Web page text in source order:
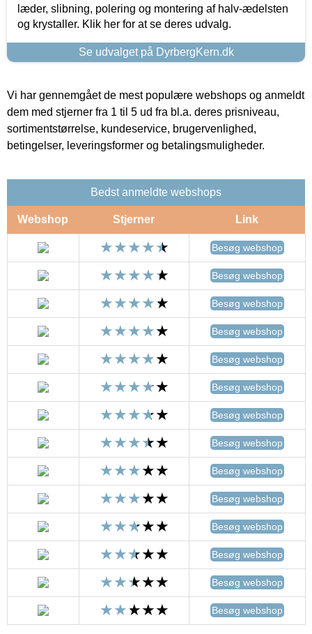
læder, slibning, polering og montering af halv-ædelsten
og krystaller. Klik her for at se deres udvalg.
Se udvalget på DyrbergKern.dk
Vi har gennemgået de mest populære webshops og anmeldt
dem med stjerner fra 1 til 5 ud fra bl.a. deres prisniveau,
sortimentstørrelse, kundeservice, brugervenlighed,
betingelser, leveringsformer og betalingsmuligheder.
Bedst anmeldte webshops
Webshop Stjerner Link
Besøg webshop
Besøg webshop
Besøg webshop
Besøg webshop
Besøg webshop
Besøg webshop
Besøg webshop
Besøg webshop
Besøg webshop
Besøg webshop
Besøg webshop
Besøg webshop
Besøg webshop
Besøg webshop